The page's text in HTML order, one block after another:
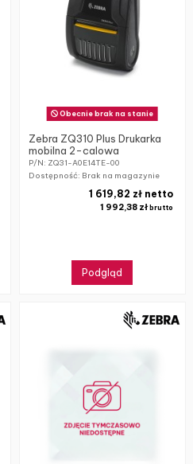
Obecnie brak na stanie
Zebra ZQ310 Plus Drukarka
mobilna 2-calowa
P/N: ZQ31-A0E14TE-00
Dostępność: Brak na magazynie
1 992,38 złbrutto
1 619,82 zł netto
Podgląd